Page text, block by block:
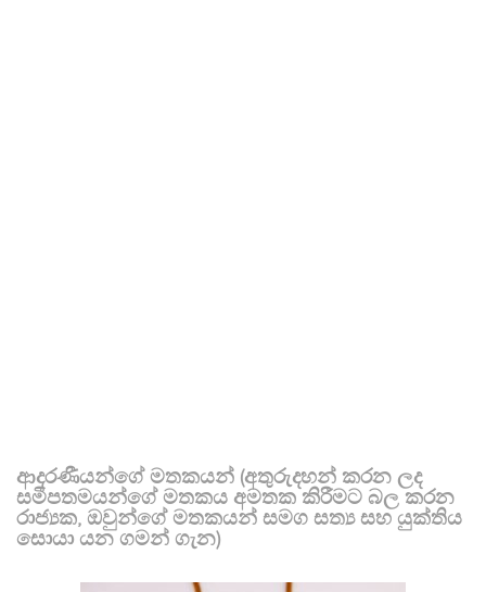
ආදරණීයන්ගේ මතකයන් (අතුරුදහන් කරන ලද
සමීපතමයන්ගේ මතකය අමතක කිරීමට බල කරන
රාජ්‍යක, ඔවුන්ගේ මතකයන් සමග සත්‍ය සහ යුක්තිය
සොයා යන ගමන් ගැන)